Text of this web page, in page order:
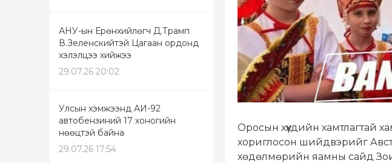
АНУ-ын Ерөнхийлөгч Д.Трамп
В.Зеленскийтэй Цагаан ордонд
хэлэлцээ хийжээ
29.07.26 20:02
Улсын хэмжээнд АИ-92
автобензиний 17 хоногийн
нөөцтэй байна
29.07.26 17:54
Оросын хүүхдийн хамтлагтай
хориглосон шийдвэрийг
хөдөлмөрийн яамны сайд Зои